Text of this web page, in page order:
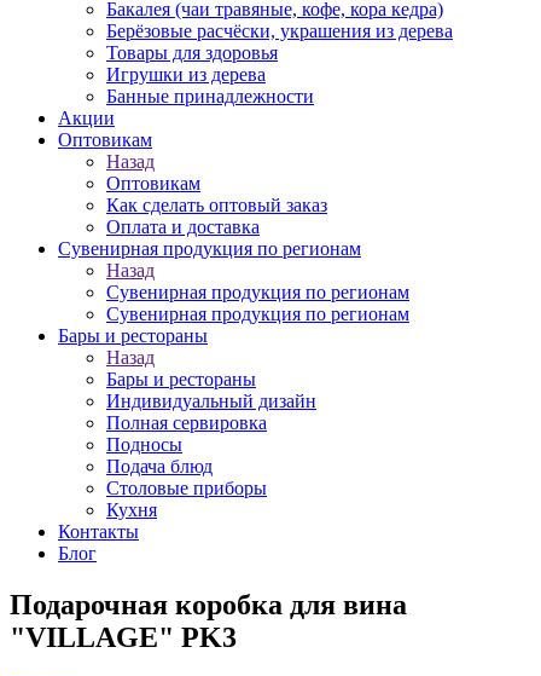
Бакалея (чаи травяные, кофе, кора кедра)
Берёзовые расчёски, украшения из дерева
Товары для здоровья
Игрушки из дерева
Банные принадлежности
Акции
Оптовикам
Назад
Оптовикам
Как сделать оптовый заказ
Оплата и доставка
Сувенирная продукция по регионам
Назад
Сувенирная продукция по регионам
Сувенирная продукция по регионам
Бары и рестораны
Назад
Бары и рестораны
Индивидуальный дизайн
Полная сервировка
Подносы
Подача блюд
Столовые приборы
Кухня
Контакты
Блог
Подарочная коробка для вина
"VILLAGE" PK3